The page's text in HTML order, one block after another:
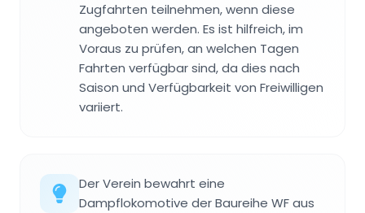
Zugfahrten teilnehmen, wenn diese
angeboten werden. Es ist hilfreich, im
Voraus zu prüfen, an welchen Tagen
Fahrten verfügbar sind, da dies nach
Saison und Verfügbarkeit von Freiwilligen
variiert.
Der Verein bewahrt eine
Dampflokomotive der Baureihe WF aus